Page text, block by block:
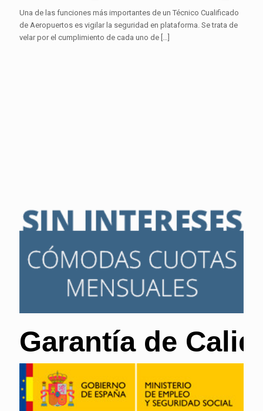
Una de las funciones más importantes de un Técnico Cualificado
de Aeropuertos es vigilar la seguridad en plataforma. Se trata de
velar por el cumplimiento de cada uno de […]
Garantía de